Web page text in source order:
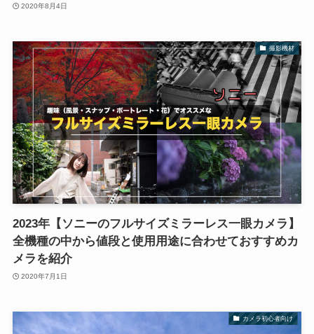
2020年8月4日
撮影機材
2023年【ソニーのフルサイズミラーレス一眼カメラ】
全機種の中から値段と使用用途に合わせておすすめカ
メラを紹介
2020年7月1日
カメラ初心者向け